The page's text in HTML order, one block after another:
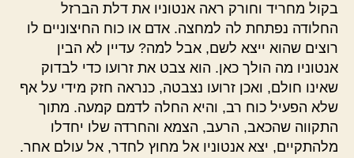
בקול מחריד וחורק ראה אנטוניו את דלת הברזל
החלודה נפתחת לה למחצה. אדם או כוח החיצוניים לו
רוצים שהוא ייצא לשם, אבל למה? עדיין לא הבין
אנטוניו מה הולך כאן. הוא צבט את זרועו כדי לבדוק
שאינו חולם, ואכן זרועו נצבטה, כנראה חזק מידי על אף
שלא הפעיל כוח רב, והיא החלה לדמם קמעה. מתוך
התקווה שהכאב, הרעב, הצמא והחרדה שלו יחדלו
מלהתקיים, יצא אנטוניו אל מחוץ לחדר, אל עולם אחר.